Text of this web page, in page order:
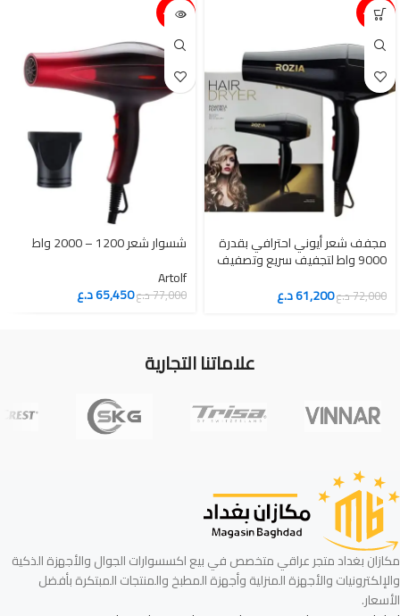
15%-
مجفف شعر أيوني احترافي بقدرة
9000 واط لتجفيف سريع وتصفيف
72,000د.ع61,200د.ع
15%-
شسوار شعر 1200 – 2000 واط
Artolf
77,000د.ع65,450د.ع
علاماتنا التجارية
مكازان بغداد متجر عراقي متخصص في بيع اكسسوارات الجوال والأجهزة الذكية
والإلكترونيات والأجهزة المنزلية وأجهزة المطبخ والمنتجات المبتكرة بأفضل
الأسعار.